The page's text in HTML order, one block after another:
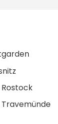
Rostock
Travemünde